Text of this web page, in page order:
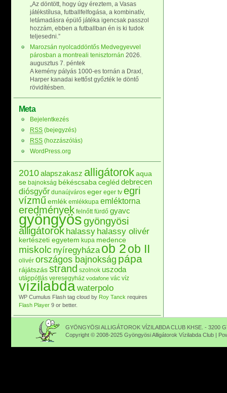
„Az döntött, hogy úgy éreztem, a Vasas
játékstílusa, futballfelfogása, a kombinatív,
letámadásra épülő játéka igencsak passzol
hozzám, ebben a futballban én is ki tudok
teljesedni.”
Marozsán nyolcaddöntős Medvegyevvel
párosban a montreali tenisztornán 2026.
augusztus 7. péntek
A kemény pályás 1000-es tornán a Draxl,
Harper kanadai kettőst győzték le döntő
rövidítésben.
Meta
Bejelentkezés
RSS (bejegyzés)
RSS (hozzászólás)
WordPress.org
2010alapszakasz alligátorokaqua
se bajnokság békéscsaba cegléd debrecen
diósgyőr dunaújváros eger eger tv egri
vízműemlék emlékkupa emléktorna
eredmények felnőtt fürdő gyavc
gyöngyösgyöngyösi
alligátorok halassy halassy olivér
kertészeti egyetem kupa medence
miskolc nyíregyháza ob 2ob II
olivér országos bajnokság pápa
rájátszás strand szolnok uszoda
utánpótlás veresegyház vodafone vác víz
vízilabdawaterpolo
WP Cumulus Flash tag cloud by Roy Tanck requires
Flash Player 9 or better.
GYÖNGYÖSI ALLIGÁTOROK VÍZILABDA CLUB KHSE. - 3200
Copyright © 2008-2025 Gyöngyösi Alligátorok Vízilabda Club |